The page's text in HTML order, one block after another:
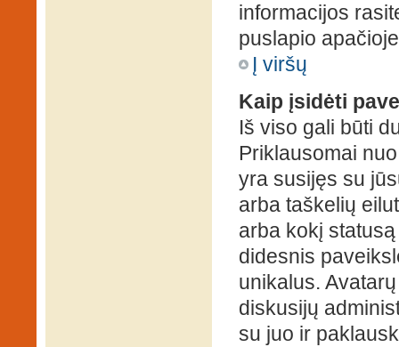
informacijos
puslapio
Į viršų
Kaip įsidėti
Iš viso gali būti
Priklausomai
yra susijęs su
arba taškelių
arba kokį
didesnis
unikalus.
diskusijų
su juo ir